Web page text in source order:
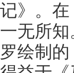
记》。
一无所知
罗绘制